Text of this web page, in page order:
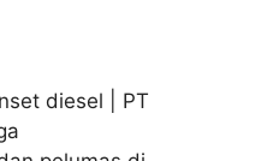
diesel | PT